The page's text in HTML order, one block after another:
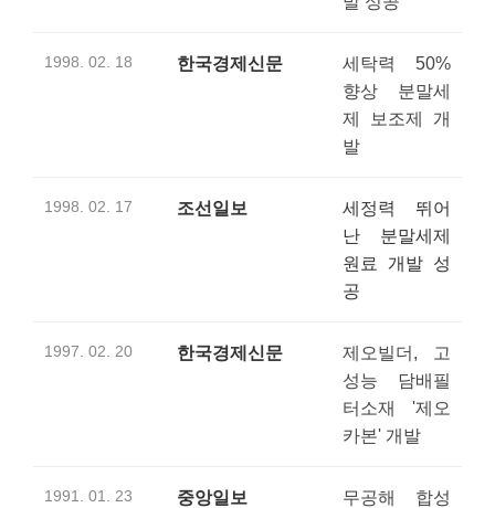
1998. 02. 18 한국경제신문
세탁력 50%
향상 분말세
제 보조제 개
발
1998. 02. 17 조선일보
세정력 뛰어
난 분말세제
원료 개발 성
공
1997. 02. 20 한국경제신문
제오빌더, 고
성능 담배필
터소재 '제오
카본' 개발
1991. 01. 23 중앙일보
무공해 합성